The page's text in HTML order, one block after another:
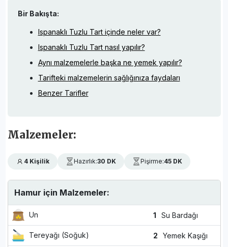
Bir Bakışta:
Ispanaklı Tuzlu Tart içinde neler var?
Ispanaklı Tuzlu Tart nasıl yapılır?
Aynı malzemelerle başka ne yemek yapılır?
Tarifteki malzemelerin sağlığınıza faydaları
Benzer Tarifler
Malzemeler:
4 Kişilik Hazırlık:30 DK Pişirme:45 DK
Hamur için Malzemeler:
Un 1 Su Bardağı
Tereyağı (Soğuk) 2 Yemek Kaşığı